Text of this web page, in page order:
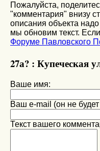
Пожалуйста,
"комментария" внизу
описания объекта
мы обновим текст.
Форуме Павловского
27а? : Купеческая
Ваше имя:
Ваш e-mail (он не будет
Текст вашего